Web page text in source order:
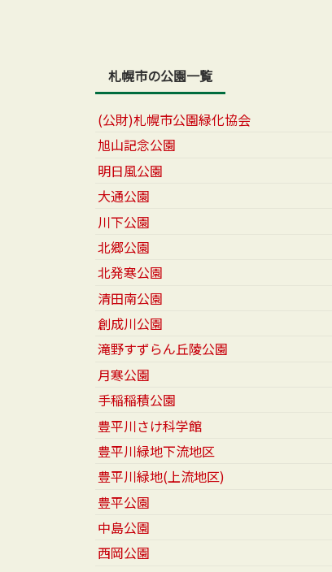
札幌市の公園一覧
(公財)札幌市公園緑化協会
旭山記念公園
明日風公園
大通公園
川下公園
北郷公園
北発寒公園
清田南公園
創成川公園
滝野すずらん丘陵公園
月寒公園
手稲稲積公園
豊平川さけ科学館
豊平川緑地下流地区
豊平川緑地(上流地区)
豊平公園
中島公園
西岡公園